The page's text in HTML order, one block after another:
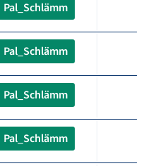
Pal_Schlämm
Pal_Schlämm
Pal_Schlämm
Pal_Schlämm